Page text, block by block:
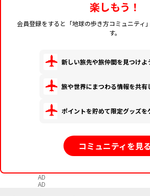
楽しもう！
会員登録をすると「地球の歩き方コミュニティ
す。
新しい旅先や旅仲間を見つけよ
旅や世界にまつわる情報を共有
ポイントを貯めて限定グッズを
コミュニティを見る
AD
AD